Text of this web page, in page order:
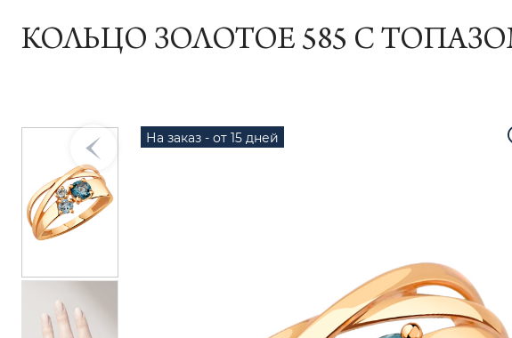
КОЛЬЦО ЗОЛОТОЕ 585 С
На заказ - от 15 дней